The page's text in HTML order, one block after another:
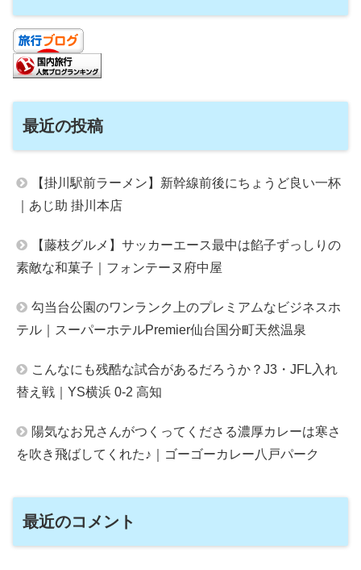
最近の投稿
【掛川駅前ラーメン】新幹線前後にちょうど良い一杯
｜あじ助 掛川本店
【藤枝グルメ】サッカーエース最中は餡子ずっしりの
素敵な和菓子｜フォンテーヌ府中屋
勾当台公園のワンランク上のプレミアムなビジネスホ
テル｜スーパーホテルPremier仙台国分町天然温泉
こんなにも残酷な試合があるだろうか？J3・JFL入れ
替え戦｜YS横浜 0-2 高知
陽気なお兄さんがつくってくださる濃厚カレーは寒さ
を吹き飛ばしてくれた♪｜ゴーゴーカレー八戸パーク
最近のコメント